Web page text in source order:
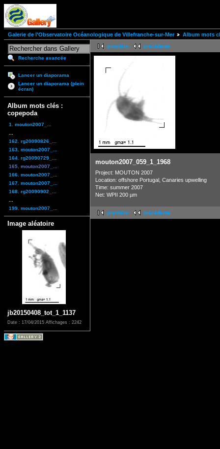
Galerie de l'Observatoire Océanologique de Villefranche-sur-Mer Album mots
Recherche avancée
Lancer un diaporama
Lancer un diaporama (plein
écran)
Album mots clés :
copepoda
1. mouton2007_...
162. rg20090826_...
163. mouton2007_...
164. rg20090729_...
165. mouton2007_...
166. mouton2007_...
167. mouton2007_...
168. rg20090902_...
199. mouton2007_...
Image aléatoire
jb20150408_tot_1_1137
Date : 17/04/2015 Affichages : 2242
première précédente
mouton2007_059_1_1968
Project: MOUTON 2007
Location: offshore Portugal, Canaries upwelling
Time: summer 2007
Net: WPII 200 µm
première précédente